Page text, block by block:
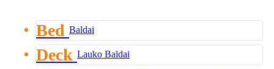
Bed Baldai
Deck Lauko Baldai